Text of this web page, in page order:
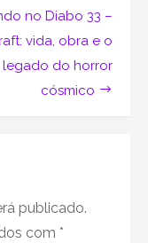
no Diabo 33 –
vida, obra e o
legado do horror
cósmico
publicado.
com *